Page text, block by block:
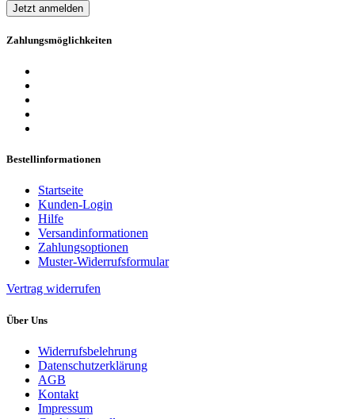
Jetzt anmelden
Zahlungsmöglichkeiten
Bestellinformationen
Startseite
Kunden-Login
Hilfe
Versandinformationen
Zahlungsoptionen
Muster-Widerrufsformular
Vertrag widerrufen
Über Uns
Widerrufsbelehrung
Datenschutzerklärung
AGB
Kontakt
Impressum